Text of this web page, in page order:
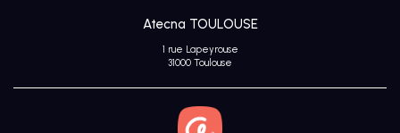
Atecna TOULOUSE
1 rue Lapeyrouse
31000 Toulouse